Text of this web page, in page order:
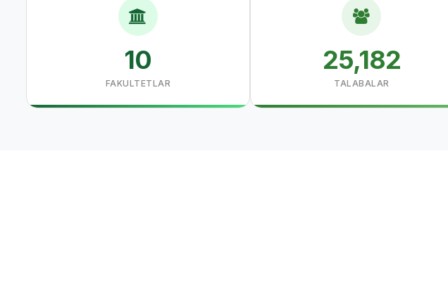
10
FAKULTETLAR
25,182
TALABALAR